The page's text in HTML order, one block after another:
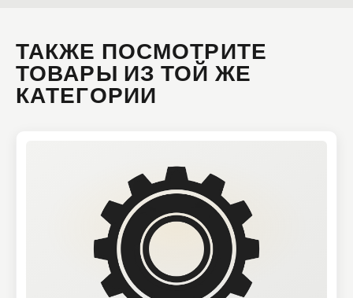
ТАКЖЕ ПОСМОТРИТЕ
ТОВАРЫ ИЗ ТОЙ ЖЕ
КАТЕГОРИИ